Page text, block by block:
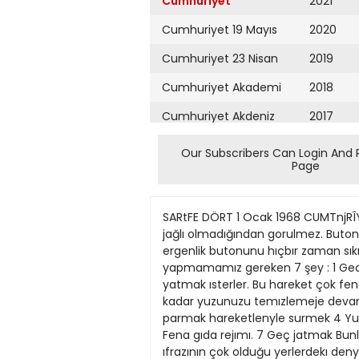
Cumhuriyet 19 Mayıs
Cumhuriyet 23 Nisan
Cumhuriyet Akademi
Cumhuriyet Akdeniz
Cumhuriyet Alışveriş
Cumhuriyet Ankara
Cumhuriyet Büyük
Taaruz
Cumhuriyet
Cumartesi
Cumhuriyet Çevre
2020
2019
2018
2017
2016
2015
2013
2012
2011
2010
2009
Our Subscribers Can Login And
Page
SARtFE DÖRT 1 Ocak 1968 CUMTnjRÎYET HELENA RUBIN5TEIN HAYATINI * JHEBf Sonra butonlar iızerıne dezenfektan bır krem surun. Bu krem jağlı olmadığından gorulmez. Butonları yok eder, sebum ıfrazını tabıî hale getırır. Akşamlan sabahkıleri aynen tekrarlayın. Sıvılce ve ergenlik butonunu hıçbır zaman sıkıp yoketmeye kalkmayın. Butonlara karşı asceptızan bır krem faydalıdır. ılerıye atabılırsınız Katıyen yapmamamız gereken 7 şey : 1 Gece makıja] çıkarmadan jatmak Kadınlar eve yorgun donunce makıya] çıkarmaya uşenırler, hemen yatmak ısterler. Bu hareket çok fena netıceler verır. Toz toprak yuzdeki porları kapar Demakıvaj pamuk vej a kağıdı beyaz çıkınca^a kadar yuzunuzu temızlemeje devam edın. 2 Makıya] fonunun kalın oluşu. Bu kusur porları kapar 3. Makıyaj fonu ve kremlerınl sert parmak hareketlenyle surmek 4 Yuzunuzu guneşten ve açık havadan gereken şekılde korumamak 5 Temız havadan yoksun kalmak, 6 Fena gıda rejımı. 7 Geç jatmak Bunlara «7 gunah» denılır. YÜGL1CILTLER GüZELLiK S1RLARINI ANLATIYOR İtî\ REJİM drrın, bır tamponla yağ ıfrazının çok olduğu yerlerdekı denye gırmesını temın edın. Haftada 23 kere erıven granulelerle genel bır temızhk yapın. Bu mamul açık porlara gırer, sıyah noktaları yok eder. Hassas ciltler Sabah derinızı sulu bır demakıvan ıle temızleyın, sonra demakıvor ıle sılın. Ot hulâsasından \e bal ıle japılmış bır losyon vardır Bunu surun Bu losyon dennm kurumasına mânı olur Dennıze ajnca hydrate edıcı mâmul surun. Makıvajınız bu mamul uzennde tam bır sekılde kalır. Akşam sabah olduğu gıbı derinızı demakıyan ıle temızleyın. Bazı kısımlan yağh, dığer tarafları kuru cıltler Tejırm : Bovle derıler çok gorulur. Yanaklar kuru olduğu halde burun, alın ve çene yağlıdır Sabah yuzu sulu demakıyan ile temızleyın. Yağh kısımlara (burun, alın, çene) astrenjan los>on surun. Kuru kısımlara (yanağa) hydratan surun. Haftada ıkı kere yuzun yağh kısımlarını granulelerle temızlevın, sonra astrenjan losyon surun. Yaşlandıkça, besleyıcı kreme ıla\e olarak hjdratan krem kullanın Guzelhk mamullerı yapan ve satan bır ış kadını olduğumdan herkesın onune buruşuk ve \orgun bır cıltle çıkamazdım Benı 20 vaş kuçuk sanırlar. Senelet geçtıkçe cılt esnekhğını kaybeder, ıhtıyarlar. Üst kısmı gıttıkçe kurur, >ağ ıfrazı azalır. Derı daha ınce olur. Hatlar ve burusuklar daha gorunur Fakat sabah \e akşamlan bırkaç dakıka cıldınıze ıtına edersenız, ıhtıyarlığın başlama senelerını ftiıeUlğiade dlt büyiik bnem ta$u. Yağ guddelen farla çalışır, yuz parlak olur. Porlar